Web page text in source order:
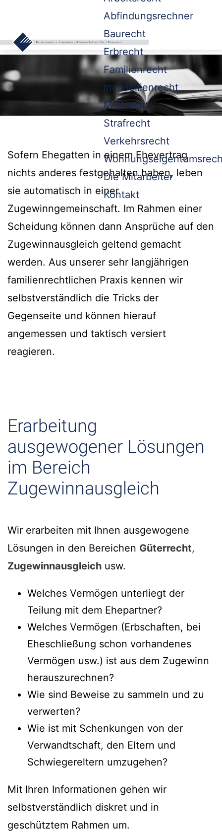
Abfindungsrechner
Baurecht
Erbrecht
Familienrecht
Immobilienrecht
Mietrecht
Strafrecht
Verkehrsrecht
Die Mitarbeiter
Kontakt
Sofern Ehegatten in einem Ehevertrag
nichts anderes festgehalten haben, leben
sie automatisch in einer
Zugewinngemeinschaft. Im Rahmen einer
Scheidung können dann Ansprüche auf den
Zugewinnausgleich geltend gemacht
werden. Aus unserer sehr langjährigen
familienrechtlichen Praxis kennen wir
selbstverständlich die Tricks der
Gegenseite und können hierauf
angemessen und taktisch versiert
reagieren.
Erarbeitung
ausgewogener Lösungen
im Bereich
Zugewinnausgleich
Wir erarbeiten mit Ihnen ausgewogene
Lösungen in den Bereichen Güterrecht,
Zugewinnausgleich usw.
Welches Vermögen unterliegt der
Teilung mit dem Ehepartner?
Welches Vermögen (Erbschaften, bei
Eheschließung schon vorhandenes
Vermögen usw.) ist aus dem Zugewinn
herauszurechnen?
Wie sind Beweise zu sammeln und zu
verwerten?
Wie ist mit Schenkungen von der
Verwandtschaft, den Eltern und
Schwiegereltern umzugehen?
Mit Ihren Informationen gehen wir
selbstverständlich diskret und in
geschütztem Rahmen um.